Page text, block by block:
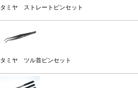
タミヤ ストレートピンセット
タミヤ ツル首ピンセット